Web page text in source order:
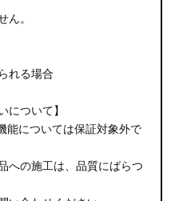
ん。
れる場合
について】
能については保証対象外で
への施工は、品質にばらつ